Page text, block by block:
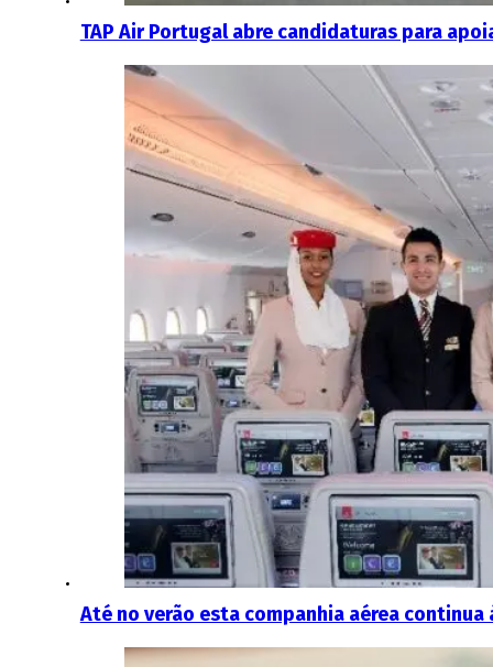
TAP Air Portugal abre candidaturas para
Até no verão esta companhia aérea